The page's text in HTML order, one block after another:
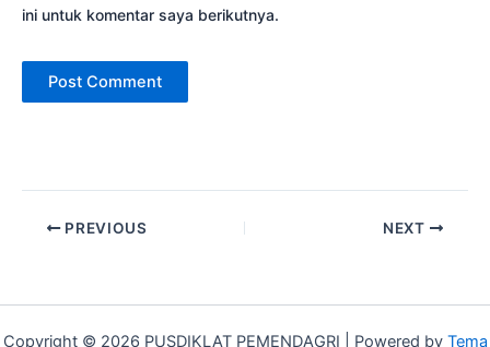
ini untuk komentar saya berikutnya.
PREVIOUS NEXT
Copyright © 2026 PUSDIKLAT PEMENDAGRI | Powered by Tema